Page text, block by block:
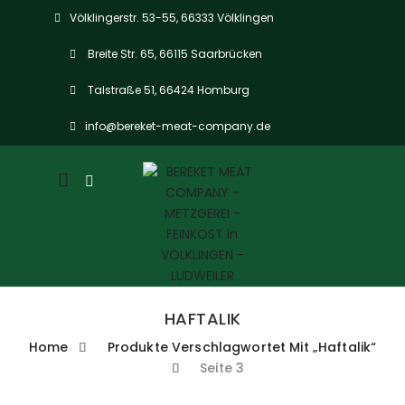
Völklingerstr. 53-55, 66333 Völklingen
Breite Str. 65, 66115 Saarbrücken
Talstraße 51, 66424 Homburg
info@bereket-meat-company.de
Mobile
HAFTALIK
Home
Produkte Verschlagwortet Mit „Haftalik“
Seite 3